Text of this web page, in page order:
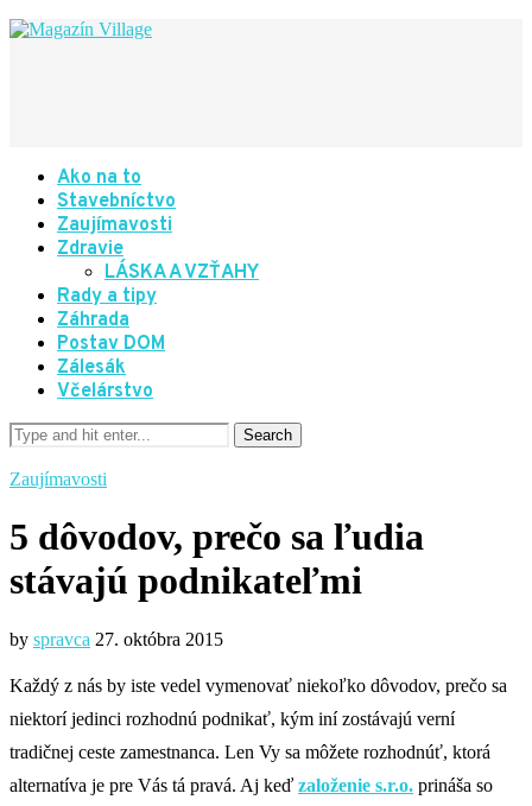
Ako na to
Stavebníctvo
Zaujímavosti
Zdravie
LÁSKA A VZŤAHY
Rady a tipy
Záhrada
Postav DOM
Zálesák
Včelárstvo
Zaujímavosti
5 dôvodov, prečo sa ľudia
stávajú podnikateľmi
by spravca 27. októbra 2015
Každý z nás by iste vedel vymenovať niekoľko dôvodov, prečo sa
niektorí jedinci rozhodnú podnikať, kým iní zostávajú verní
tradičnej ceste zamestnanca. Len Vy sa môžete rozhodnúť, ktorá
alternatíva je pre Vás tá pravá. Aj keď založenie s.r.o. prináša so